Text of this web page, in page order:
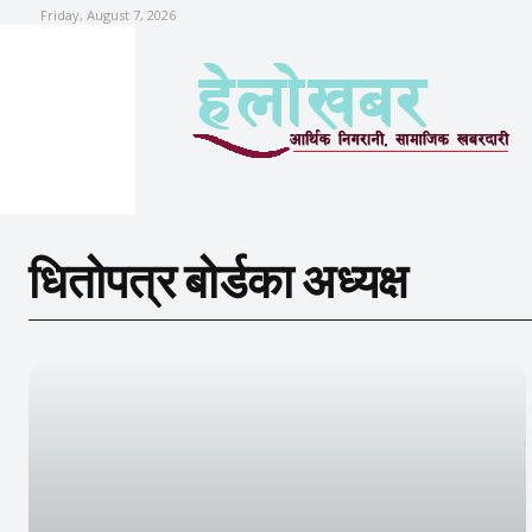
Friday, August 7, 2026
धितोपत्र बोर्डका अध्यक्ष